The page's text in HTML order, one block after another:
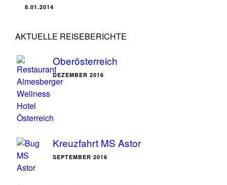
8.01.2014
AKTUELLE REISEBERICHTE
Oberösterreich
DEZEMBER 2016
Kreuzfahrt MS Astor
SEPTEMBER 2016